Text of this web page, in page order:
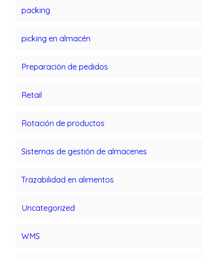
packing
picking en almacén
Preparación de pedidos
Retail
Rotación de productos
Sistemas de gestión de almacenes
Trazabilidad en alimentos
Uncategorized
WMS